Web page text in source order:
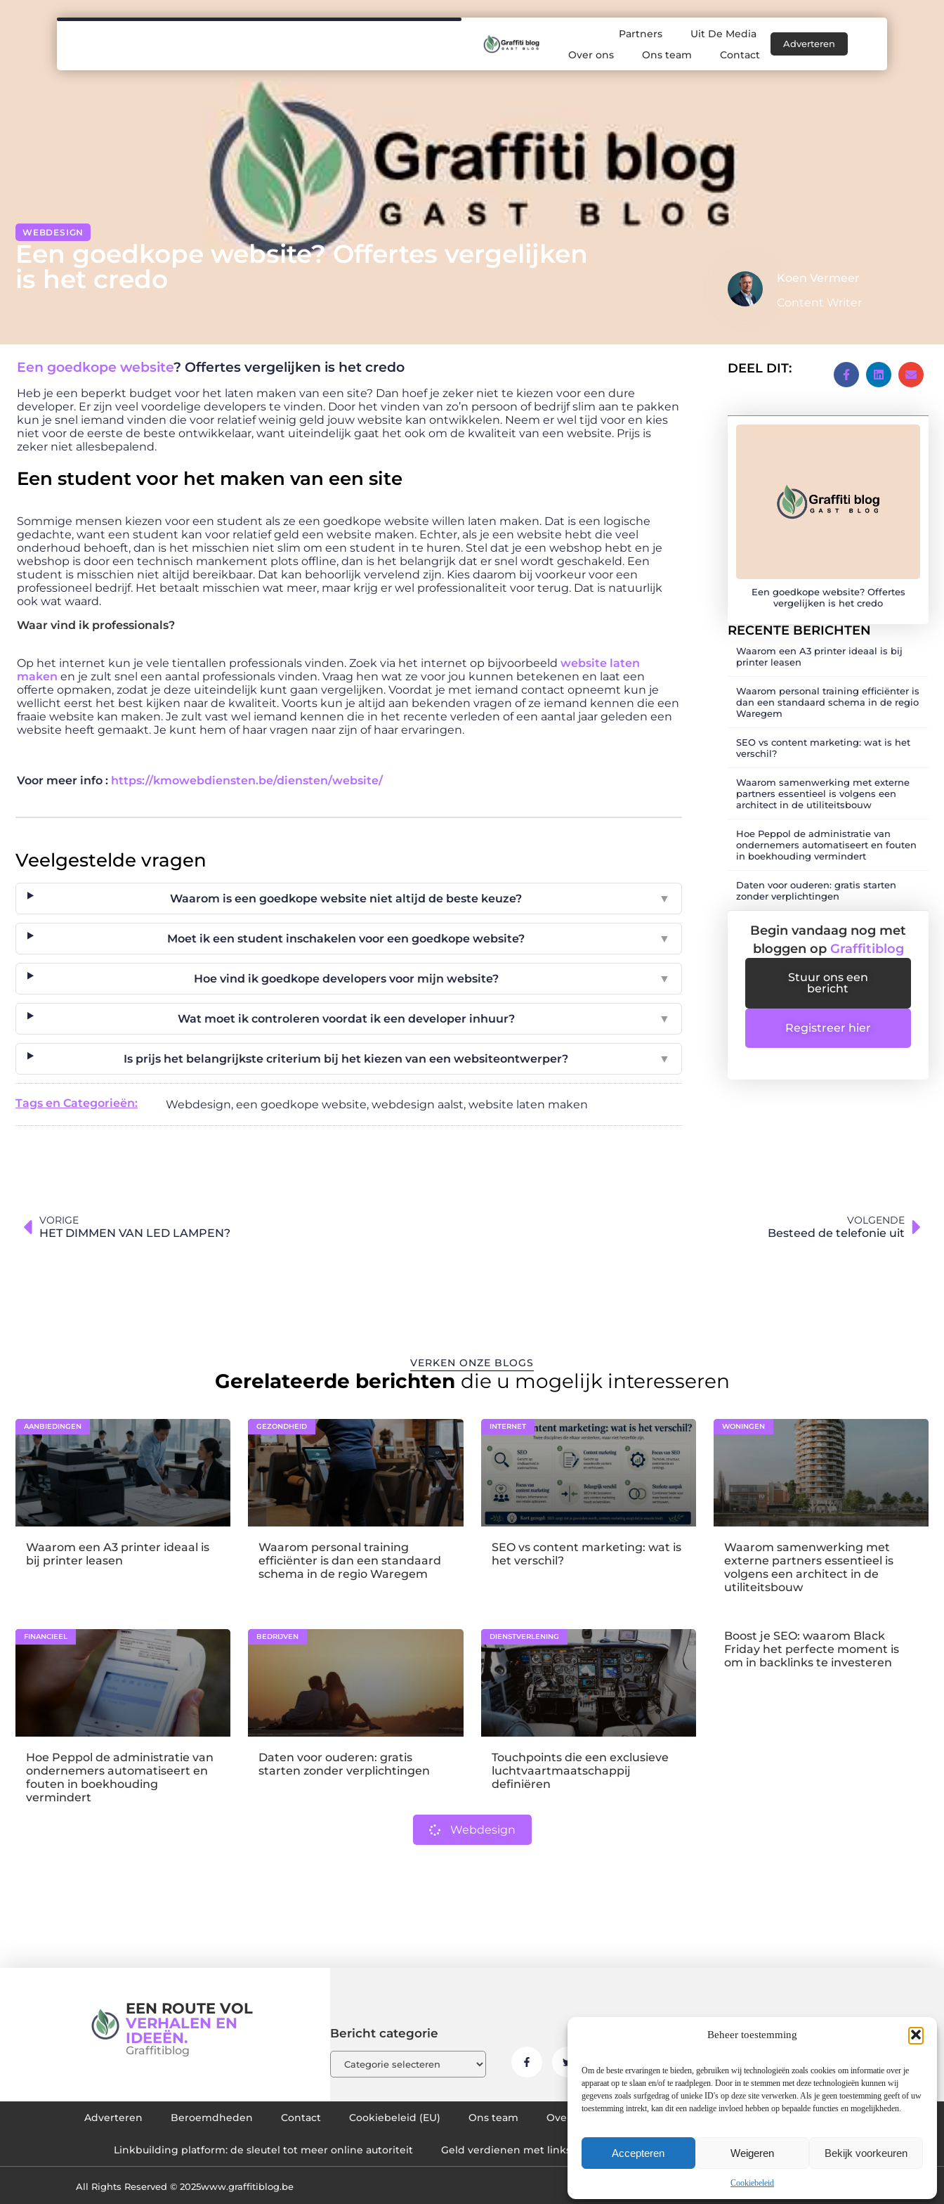
Beheer toestemming
Om de beste ervaringen te bieden, gebruiken wij technologieën zoals cookies om informatie over je
apparaat op te slaan en/of te raadplegen. Door in te stemmen met deze technologieën kunnen wij
gegevens zoals surfgedrag of unieke ID's op deze site verwerken. Als je geen toestemming geeft of uw
toestemming intrekt, kan dit een nadelige invloed hebben op bepaalde functies en mogelijkheden.
Accepteren Weigeren Bekijk voorkeuren
Cookiebeleid
Partners
Uit De Media
Over ons
Ons team Contact
Adverteren
WEBDESIGN
Een goedkope website? Offertes vergelijken
is het credo
Koen Vermeer
Content Writer
Een goedkope website? Offertes vergelijken is het credo
Heb je een beperkt budget voor het laten maken van een site? Dan hoef je zeker niet te kiezen voor een dure
developer. Er zijn veel voordelige developers te vinden. Door het vinden van zo’n persoon of bedrijf slim aan te pakken
kun je snel iemand vinden die voor relatief weinig geld jouw website kan ontwikkelen. Neem er wel tijd voor en kies
niet voor de eerste de beste ontwikkelaar, want uiteindelijk gaat het ook om de kwaliteit van een website. Prijs is
zeker niet allesbepalend.
Een student voor het maken van een site
Sommige mensen kiezen voor een student als ze een goedkope website willen laten maken. Dat is een logische
gedachte, want een student kan voor relatief geld een website maken. Echter, als je een website hebt die veel
onderhoud behoeft, dan is het misschien niet slim om een student in te huren. Stel dat je een webshop hebt en je
webshop is door een technisch mankement plots offline, dan is het belangrijk dat er snel wordt geschakeld. Een
student is misschien niet altijd bereikbaar. Dat kan behoorlijk vervelend zijn. Kies daarom bij voorkeur voor een
professioneel bedrijf. Het betaalt misschien wat meer, maar krijg er wel professionaliteit voor terug. Dat is natuurlijk
ook wat waard.
Waar vind ik professionals?
Op het internet kun je vele tientallen professionals vinden. Zoek via het internet op bijvoorbeeld website laten
maken en je zult snel een aantal professionals vinden. Vraag hen wat ze voor jou kunnen betekenen en laat een
offerte opmaken, zodat je deze uiteindelijk kunt gaan vergelijken. Voordat je met iemand contact opneemt kun je
wellicht eerst het best kijken naar de kwaliteit. Voorts kun je altijd aan bekenden vragen of ze iemand kennen die een
fraaie website kan maken. Je zult vast wel iemand kennen die in het recente verleden of een aantal jaar geleden een
website heeft gemaakt. Je kunt hem of haar vragen naar zijn of haar ervaringen.
Voor meer info : https://kmowebdiensten.be/diensten/website/
Veelgestelde vragen
Waarom is een goedkope website niet altijd de beste keuze? ▼
Moet ik een student inschakelen voor een goedkope website? ▼
Hoe vind ik goedkope developers voor mijn website? ▼
Wat moet ik controleren voordat ik een developer inhuur? ▼
Is prijs het belangrijkste criterium bij het kiezen van een websiteontwerper? ▼
Tags en Categorieën: Webdesign, een goedkope website, webdesign aalst, website laten maken
DEEL DIT:
Een goedkope website? Offertes
vergelijken is het credo
RECENTE BERICHTEN
Waarom een A3 printer ideaal is bij
printer leasen
Waarom personal training efficiënter is
dan een standaard schema in de regio
Waregem
SEO vs content marketing: wat is het
verschil?
Waarom samenwerking met externe
partners essentieel is volgens een
architect in de utiliteitsbouw
Hoe Peppol de administratie van
ondernemers automatiseert en fouten
in boekhouding vermindert
Daten voor ouderen: gratis starten
zonder verplichtingen
Begin vandaag nog met
bloggen op Graffitiblog
Stuur ons een
bericht
Registreer hier
VORIGE
HET DIMMEN VAN LED LAMPEN?
VOLGENDE
Besteed de telefonie uit
VERKEN ONZE BLOGS
Gerelateerde berichten die u mogelijk interesseren
AANBIEDINGEN
Waarom een A3 printer ideaal is
bij printer leasen
GEZONDHEID
Waarom personal training
efficiënter is dan een standaard
schema in de regio Waregem
INTERNET
SEO vs content marketing: wat is
het verschil?
WONINGEN
Waarom samenwerking met
externe partners essentieel is
volgens een architect in de
utiliteitsbouw
FINANCIEEL
Hoe Peppol de administratie van
ondernemers automatiseert en
fouten in boekhouding
vermindert
BEDRIJVEN
Daten voor ouderen: gratis
starten zonder verplichtingen
DIENSTVERLENING
Touchpoints die een exclusieve
luchtvaartmaatschappij
definiëren
Boost je SEO: waarom Black
Friday het perfecte moment is
om in backlinks te investeren
Webdesign
EEN ROUTE VOL
VERHALEN EN
IDEEËN.
Graffitiblog
Bericht categorie
Adverteren Beroemdheden Contact Cookiebeleid (EU) Ons team Over ons Partners Website index
Linkbuilding platform: de sleutel tot meer online autoriteit Geld verdienen met links: hoe jij jouw website omzet in een inkomstenbron
All Rights Reserved © 2025www.graffitiblog.be